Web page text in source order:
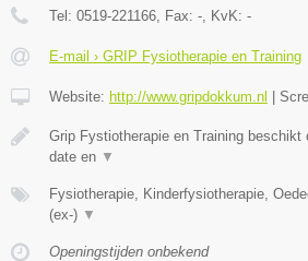
Tel: 0519-221166 , Fax: - , KvK: -
E-mail › GRIP Fysiotherapie en Training
Website: http://www.gripdokkum.nl
Grip Fystiotherapie en Training beschikt
date en ▼
Fysiotherapie, Kinderfysiotherapie,
(ex-) ▼
Openingstijden onbekend